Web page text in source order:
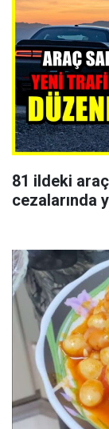
81 ildeki
cezalarında